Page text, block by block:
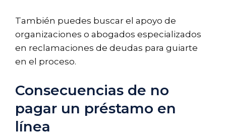
También puedes buscar el apoyo de
organizaciones o abogados especializados
en reclamaciones de deudas para guiarte
en el proceso.
Consecuencias de no
pagar un préstamo en
línea